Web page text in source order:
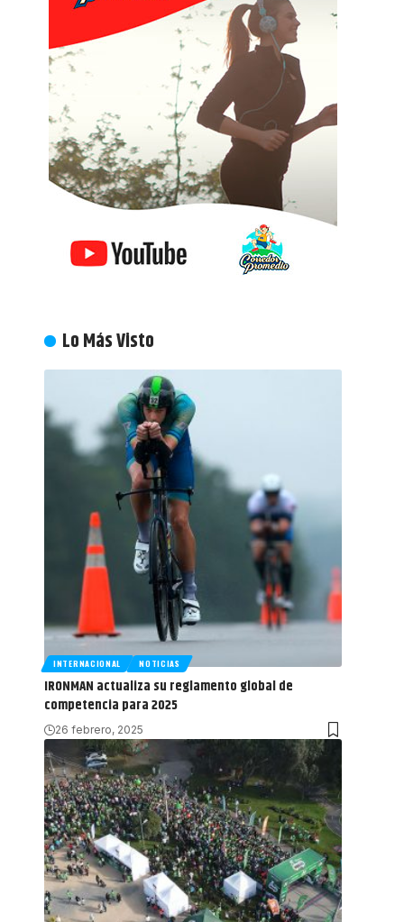
Lo Más Visto
INTERNACIONAL NOTICIAS
IRONMAN actualiza su reglamento global de
competencia para 2025
26 febrero, 2025